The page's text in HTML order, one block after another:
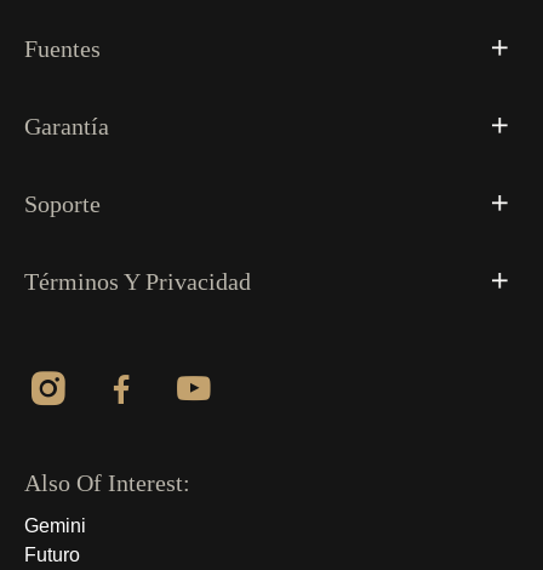
Fuentes
Garantía
Soporte
Términos Y Privacidad
Also Of Interest:
Gemini
Futuro